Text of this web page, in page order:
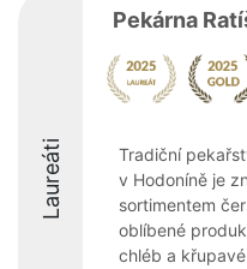
Laureáti
Pekárna
Tradiční
v Hodoníně je
sortimentem
oblíbené
chléb a